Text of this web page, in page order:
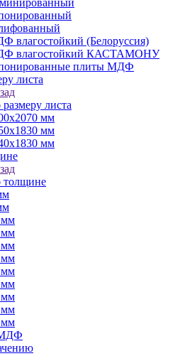
влагостойкий (Белоруссия)
влагостойкий КАСТАМОНУ
плиты МДФ
листа
листа
мм
мм
мм
толщине
мм
мм
мм
мм
мм
мм
мм
мм
мм